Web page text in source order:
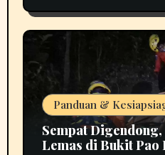
Panduan &
Sempat
Lemas di Bukit Pao